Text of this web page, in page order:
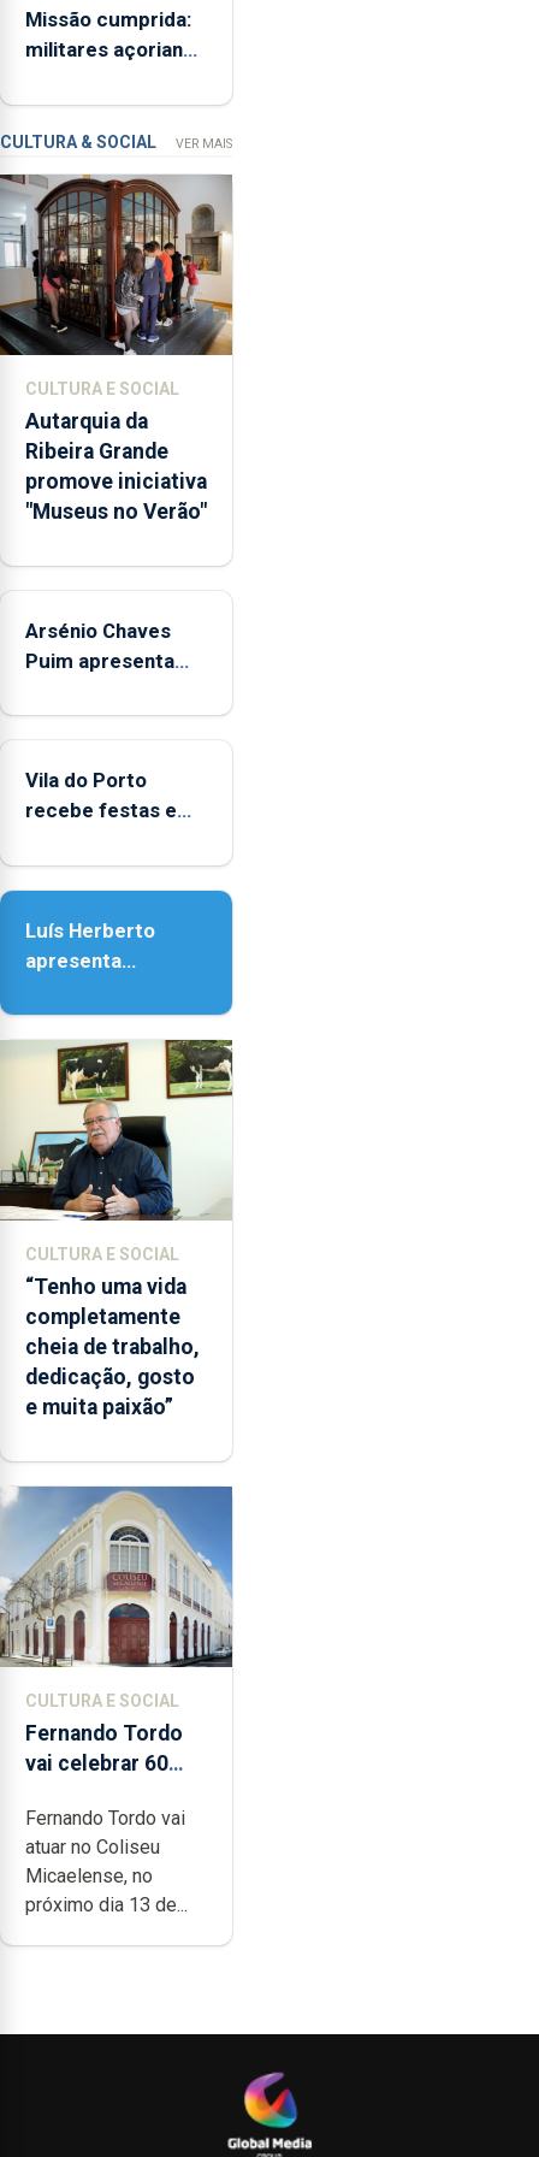
iniciativa
“Museus
Verão”,
que
garante
a
abertura
dos
museus
e
núcleos
integrados
na
Rede
Municipal
de
aos
durante
o
de
entre
as
e
as
18h00.
ME
Missão cumprida:
militares açorianos
missão na Roménia
CULTURA & SOCIAL VER MAIS
CULTURA E SOCIAL
Autarquia da
Ribeira Grande
promove iniciativa
"Museus no Verão"
Arsénio Chaves
Puim apresenta
de Vila do Porto
Vila do Porto
recebe festas em
Senhora da
Luís Herberto
apresenta
Paisagem’
CULTURA E SOCIAL
“Tenho uma vida
completamente
cheia de trabalho,
dedicação, gosto
e muita paixão”
CULTURA E SOCIAL
Fernando Tordo
vai celebrar 60
no Coliseu
Micaelense
Fernando Tordo vai
atuar no Coliseu
Micaelense, no
próximo dia 13 de...